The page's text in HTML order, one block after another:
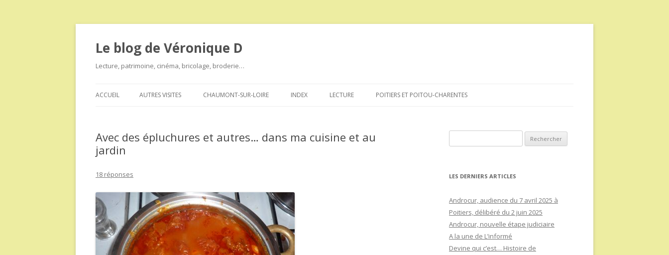
Le blog de Véronique D
Lecture, patrimoine, cinéma, bricolage, broderie…
au
ACCUEIL AUTRES VISITES CHAUMONT-SUR-LOIRE INDEX LECTURE POITIERS ET POITOU-CHARENTES
Avec des épluchures et autres… dans ma cuisine et au
jardin
18 réponses LES DERNIERS ARTICLES
Androcur, audience du 7 avril 2025 à
Poitiers, délibéré du 2 juin 2025
Androcur, nouvelle étape judiciaire
A la une de L’informé
Devine qui c’est… Histoire de